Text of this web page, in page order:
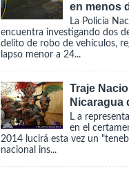
en menos
La Policía
encuentra investigando dos
delito de robo de vehículos,
lapso menor a 24...
Traje
Nicaragua
L a
en el
2014 lucirá esta vez un
nacional ins...